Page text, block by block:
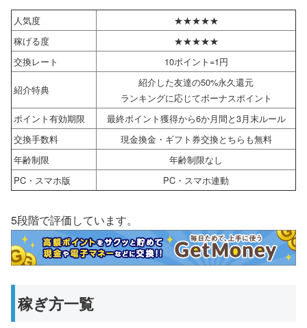
人気度
★★★★★
稼げる度
★★★★★
交換レート
10ポイント=1円
紹介特典
紹介した友達の50%永久還元
ランキングに応じてボーナスポイント
ポイント有効期限
最終ポイント獲得から6か月間と3月末ルール
交換手数料
現金換金・ギフト券交換とちらも無料
年齢制限
年齢制限なし
PC・スマホ版
PC・スマホ連動
5段階で評価しています。
稼ぎ方一覧